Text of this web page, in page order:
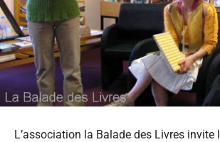
L’association la Balade des Livres invite